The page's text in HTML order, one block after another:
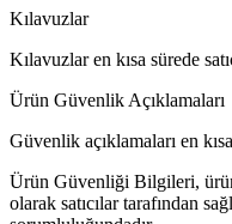
Kılavuzlar
Kılavuzlar en kısa sürede
Ürün Güvenlik Açıklamaları
Güvenlik açıklamaları en
Ürün Güvenliği Bilgileri,
olarak satıcılar tarafından